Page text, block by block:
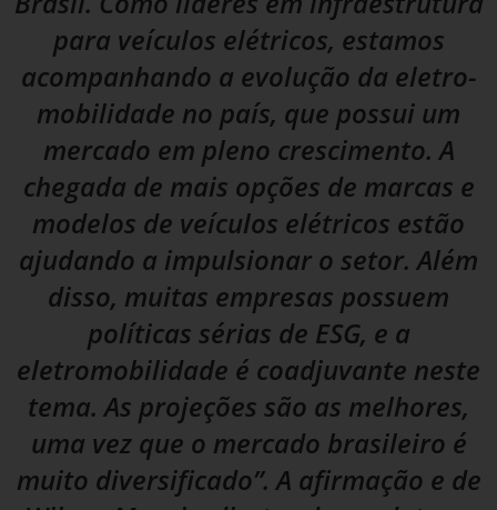
para veículos elétricos, estamos
acompanhando a evolução da eletro-
mobilidade no país, que possui um
mercado em pleno crescimento. A
chegada de mais opções de marcas e
modelos de veículos elétricos estão
ajudando a impulsionar o setor. Além
disso, muitas empresas possuem
políticas sérias de ESG, e a
eletromobilidade é coadjuvante neste
tema. As projeções são as melhores,
uma vez que o mercado brasileiro é
muito diversificado”. A afirmação e de